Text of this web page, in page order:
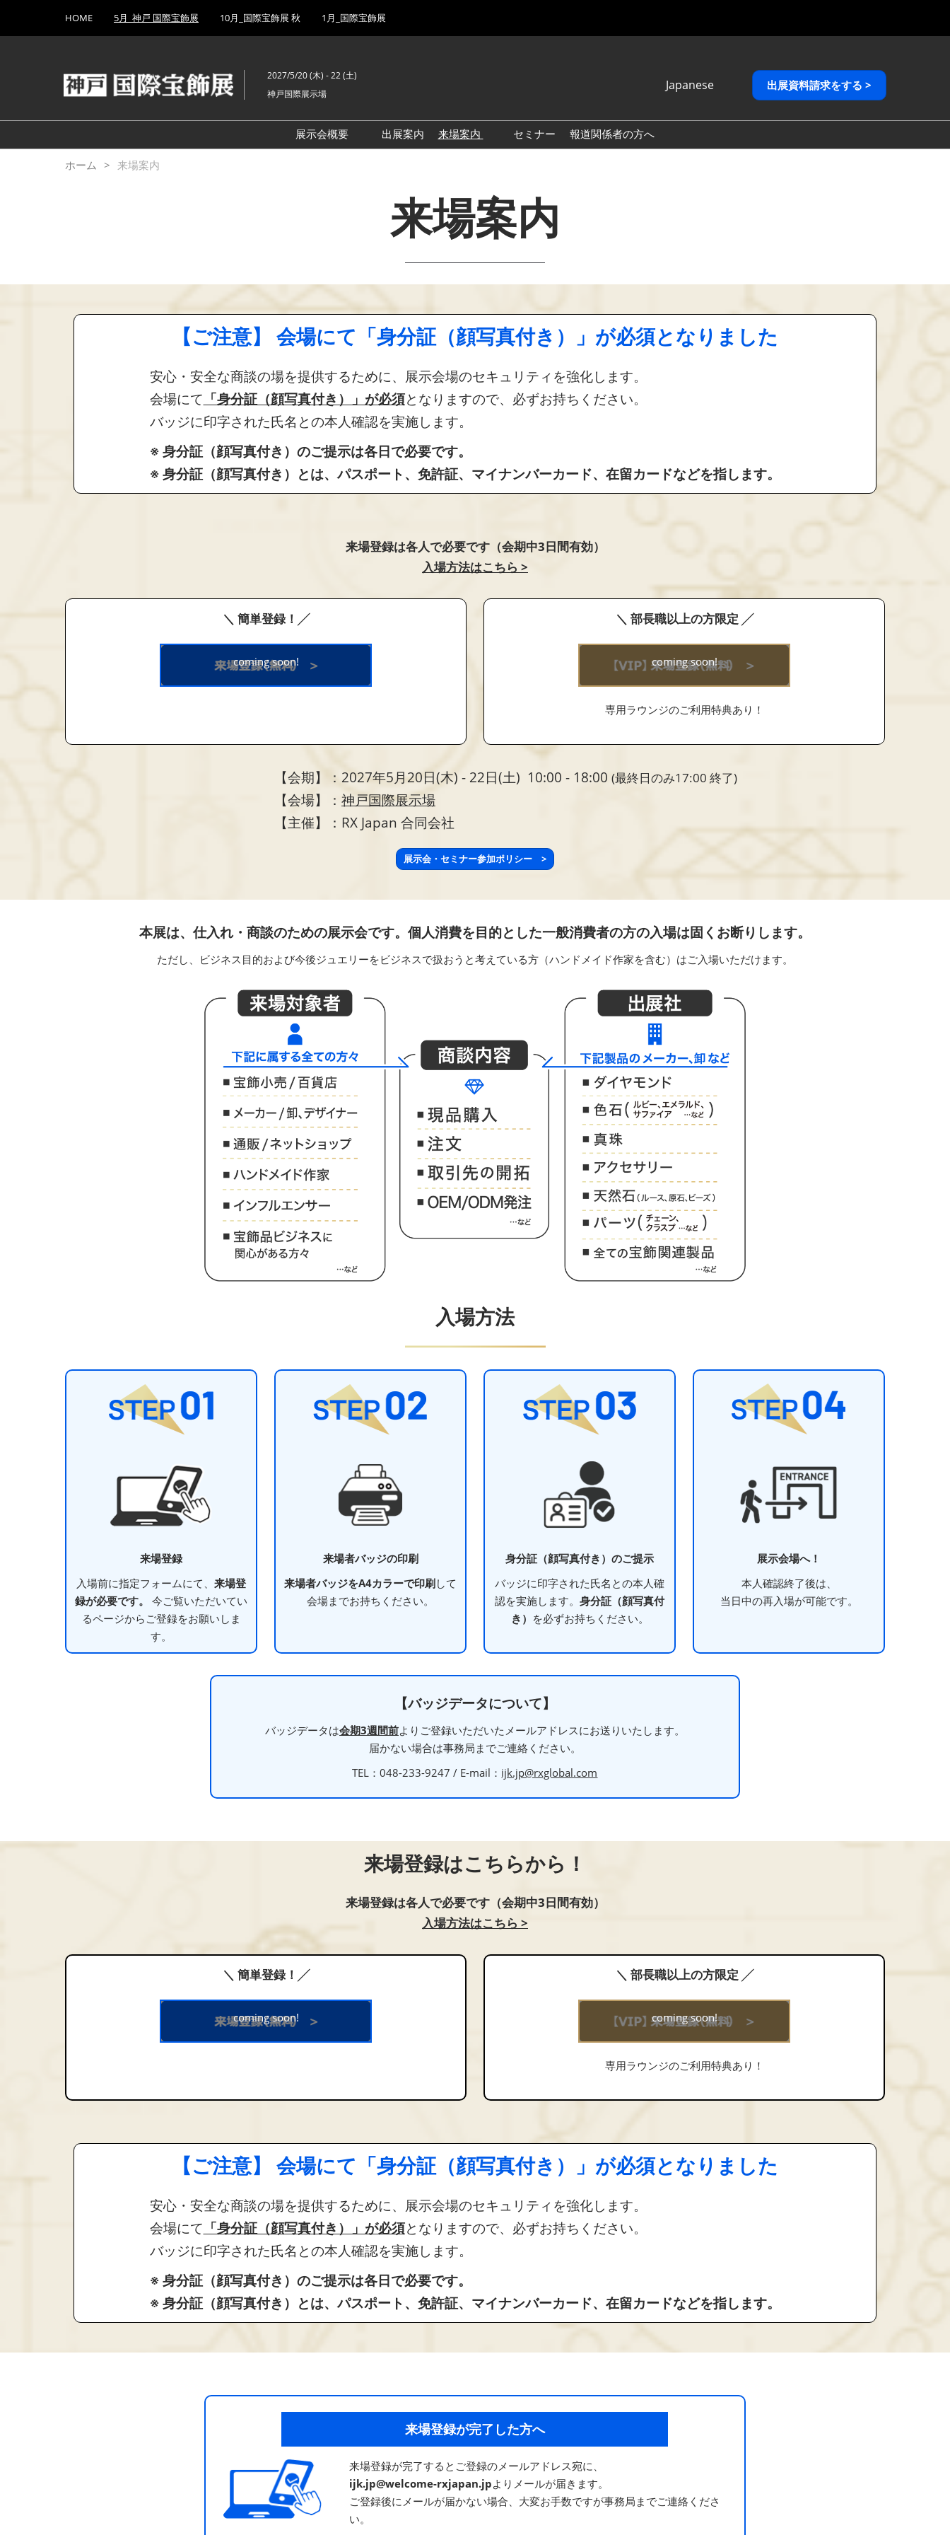
キ
し
て
to
HOME 5月_神戸 国際宝飾展 10月_国際宝飾展 秋 1月_国際宝飾展
2027/5/20 (木) - 22 (土)
神戸国際展示場
Japanese
English
繁體中文
出展資料請求をする >
展示会概要
出展案内
来場案内
IJK 出展社おすすめ商品ガイ
ド
セミナー 報道関係者の方へ
ホーム 来場案内
来場案内
【ご注意】 会場にて「身分証（顔写真付き）」が必須となりました
安心・安全な商談の場を提供するために、展示会場のセキュリティを強化します。
会場にて 「身分証（顔写真付き）」が必須となりますので、必ずお持ちください。
バッジに印字された氏名との本人確認を実施します。
※ 身分証（顔写真付き）のご提示は各日で必要です。
※ 身分証（顔写真付き）とは、パスポート、免許証、マイナンバーカード、在留カードなどを指します。
来場登録は各人で必要です（会期中3日間有効）
入場方法はこちら >
＼ 簡単登録！╱
coming soon!
＼ 部長職以上の方限定 ╱
coming soon!
専用ラウンジのご利用特典あり！
【会期】：2027年5月20日(木) - 22日(土) 10:00 - 18:00 (最終日のみ17:00 終了)
【会場】： 神戸国際展示場
【主催】：RX Japan 合同会社
展示会・セミナー参加ポリシー >
本展は、仕入れ・商談のための展示会です。個人消費を目的とした一般消費者の方の入場は固くお断りします。
ただし、ビジネス目的および今後ジュエリーをビジネスで扱おうと考えている方（ハンドメイド作家を含む）はご入場いただけます。
入場方法
来場登録
入場前に指定フォームにて、 来場登
録が必要です。
今ご覧いただいてい
るページからご登録をお願いしま
す。
来場者バッジの印刷
来場者バッジをA4カラーで印刷して
会場までお持ちください。
身分証（顔写真付き）のご提示​
バッジに印字された氏名との本人確
認を実施します。 身分証（顔写真付
き） を必ずお持ちください。
展示会場へ！​
本人確認終了後は、
当日中の再入場が可能です。
【バッジデータについて】
バッジデータは会期3週間前よりご登録いただいたメールアドレスにお送りいたします。
届かない場合は事務局までご連絡ください。
TEL：048-233-9247 / E-mail： ijk.jp@rxglobal.com
来場登録はこちらから！
来場登録は各人で必要です（会期中3日間有効）
入場方法はこちら >
＼ 簡単登録！╱
coming soon!
＼ 部長職以上の方限定 ╱
coming soon!
専用ラウンジのご利用特典あり！
【ご注意】 会場にて「身分証（顔写真付き）」が必須となりました
安心・安全な商談の場を提供するために、展示会場のセキュリティを強化します。
会場にて 「身分証（顔写真付き）」が必須となりますので、必ずお持ちください。
バッジに印字された氏名との本人確認を実施します。
※ 身分証（顔写真付き）のご提示は各日で必要です。
※ 身分証（顔写真付き）とは、パスポート、免許証、マイナンバーカード、在留カードなどを指します。
来場登録が完了した方へ
来場登録が完了するとご登録のメールアドレス宛に、
ijk.jp@welcome-rxjapan.jpよりメールが届きます。
​ご登録後にメールが届かない場合、大変お手数ですが事務局までご連絡くださ
い。